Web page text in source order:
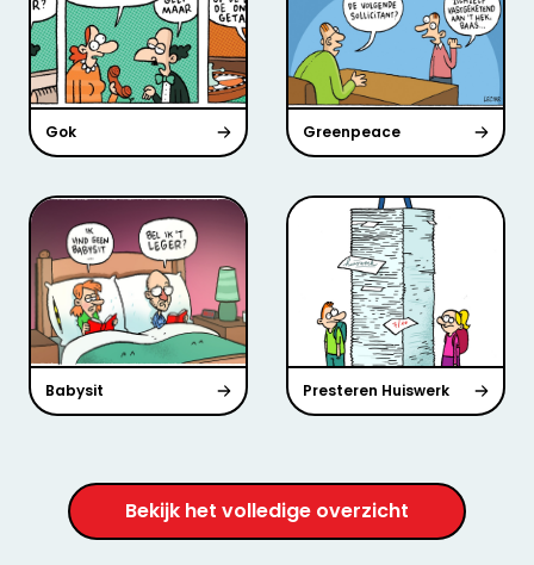
Gok Greenpeace
Babysit Presteren Huiswerk
Bekijk het volledige overzicht